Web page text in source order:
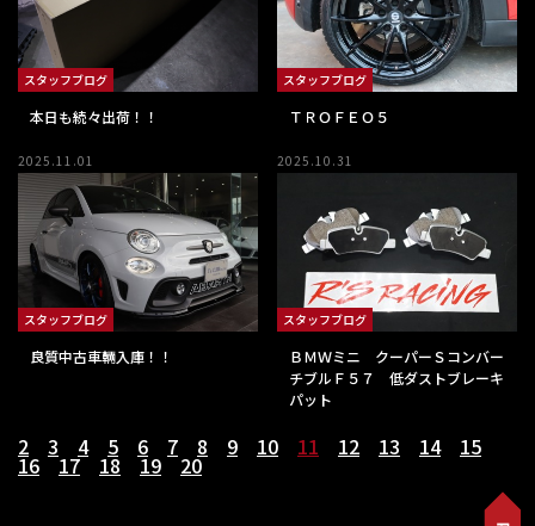
スタッフブログ
本日も続々出荷！！
スタッフブログ
ＴＲＯＦＥＯ５
2025.11.01
スタッフブログ
良質中古車輛入庫！！
2025.10.31
スタッフブログ
ＢＭＷミニ クーパーＳコンバー
チブルＦ５７ 低ダストブレーキ
パット
2 3 4 5 6 7 8 9 10 11 12 13 14 15
16 17 18 19 20